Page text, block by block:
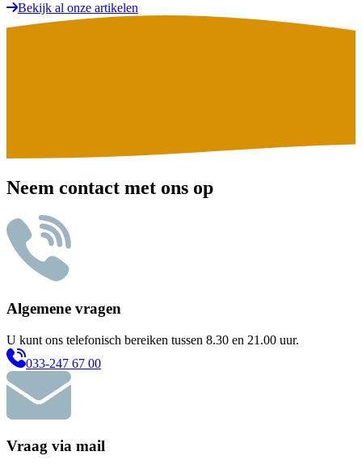
Bekijk al onze artikelen
Neem contact met ons op
Algemene vragen
U kunt ons telefonisch bereiken tussen 8.30 en 21.00 uur.
033-247 67 00
Vraag via mail